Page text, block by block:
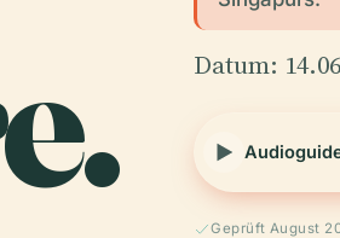
Datum:
Geprüft August